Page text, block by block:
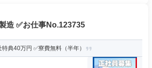
造 ✅お仕事No.123735
典40万円 ✅寮費無料（半年）